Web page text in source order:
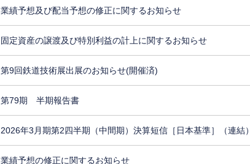
業績予想及び配当予想の修正に関するお知らせ
固定資産の譲渡及び特別利益の計上に関するお知らせ
第9回鉄道技術展出展のお知らせ(開催済)
第79期 半期報告書
2026年3月期第2四半期（中間期）決算短信［日本基準］（連結）
業績予想の修正に関するお知らせ